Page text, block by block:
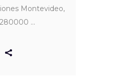
Montevideo,